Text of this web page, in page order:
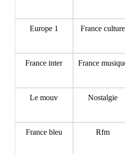
Europe 1 France culture
France inter France
Le mouv Nostalgie
France bleu Rfm